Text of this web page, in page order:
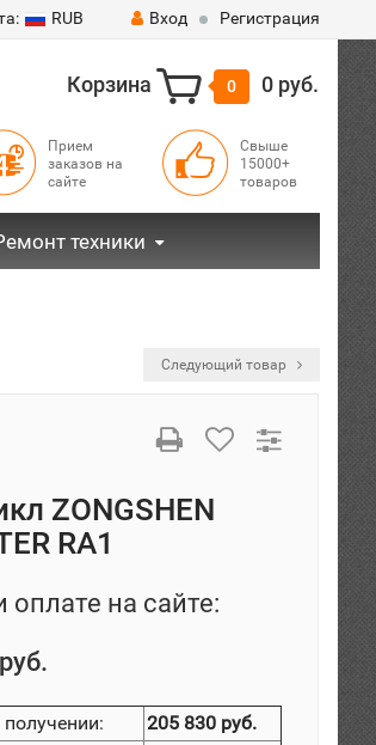
RUB Вход Регистрация
Корзина 0 0 руб.
Прием
заказов на
сайте
Свыше
15000+
товаров
техники
Следующий товар
ZONGSHEN
RA1
оплате на сайте:
205 830 руб.